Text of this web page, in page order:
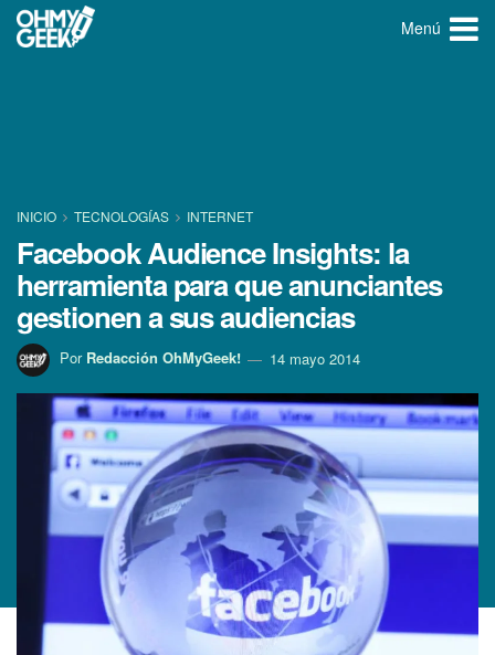
Menú
INICIO TECNOLOGÍ­AS INTERNET
Facebook Audience Insights: la
herramienta para que anunciantes
gestionen a sus audiencias
Por Redacción OhMyGeek! 14 mayo 2014